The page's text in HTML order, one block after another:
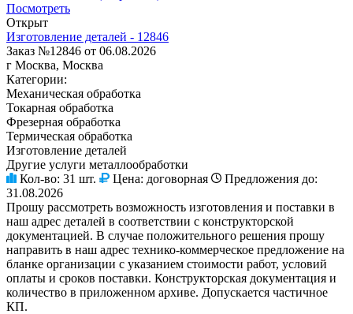
Посмотреть
Открыт
Изготовление деталей - 12846
Заказ №12846 от 06.08.2026
г Москва, Москва
Категории:
Механическая обработка
Токарная обработка
Фрезерная обработка
Термическая обработка
Изготовление деталей
Другие услуги металлообработки
Кол-во: 31 шт. Цена: договорная
Предложения до:
31.08.2026
Прошу рассмотреть возможность изготовления и поставки в
наш адрес деталей в соответствии с конструкторской
документацией. В случае положительного решения прошу
направить в наш адрес технико-коммерческое предложение на
бланке организации с указанием стоимости работ, условий
оплаты и сроков поставки. Конструкторская документация и
количество в приложенном архиве. Допускается частичное
КП.